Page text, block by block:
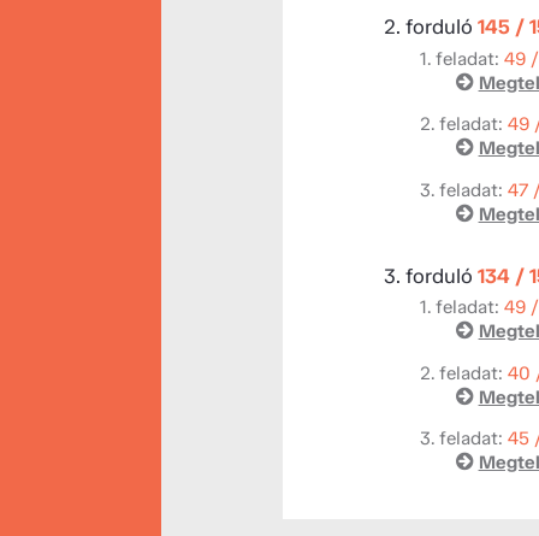
2. forduló 145 /
1. feladat: 49
2. feladat: 49
3. feladat: 47
3. forduló 134 /
1. feladat: 49
2. feladat: 40
3. feladat: 45